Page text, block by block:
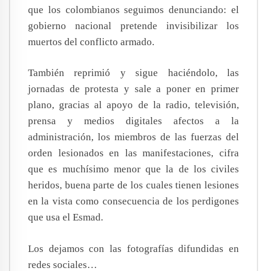
que los colombianos seguimos denunciando: el
gobierno nacional pretende invisibilizar los
muertos del conflicto armado.
También reprimió y sigue haciéndolo, las
jornadas de protesta y sale a poner en primer
plano, gracias al apoyo de la radio, televisión,
prensa y medios digitales afectos a la
administración, los miembros de las fuerzas del
orden lesionados en las manifestaciones, cifra
que es muchísimo menor que la de los civiles
heridos, buena parte de los cuales tienen lesiones
en la vista como consecuencia de los perdigones
que usa el Esmad.
Los dejamos con las fotografías difundidas en
redes sociales…